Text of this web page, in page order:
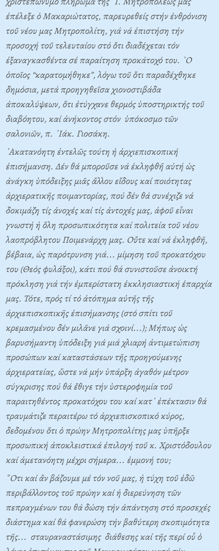
ἐπέλεξε ὁ Μακαριώτατος, παρευρεθείς στήν ἐνθρόνιση
τοῦ νέου μας Μητροπολίτη, γιά νά ἐπιστήση τήν
προσοχή τοῦ τελευταίου στό ὅτι διαδέχεται τόν
ἐξαναγκασθέντα σέ παραίτηση προκάτοχό του. ῾Ο
ὁποῖος “καρατομήθηκε”, λόγω τοῦ ὅτι παραδέχθηκε
δημόσια, μετά προηγηθεῖσα χιονοστιβάδα
ἀποκαλύψεων, ὅτι ἐτύγχανε θερμός ὑποστηρικτής τοῦ
διαβόητου, καί ἀνήκοντος στόν ὑπόκοσμο τῶν
σαλονιῶν, π. ᾿Ιάκ. Γιοσάκη.
᾿Ακατανόητη ἐντελῶς τούτη ἡ ἀρχιεπισκοπική
ἐπισήμανση. Δέν θά μποροῦσε νά ἐκληφθῆ αὐτή ὡς
ἀνάγκη ὑπόδειξης μιᾶς ἄλλου εἴδους καί ποιότητας
ἀρχιερατικῆς ποιμαντορίας, πού δέν θά συνέχιζε νά
δοκιμάζη τίς ἀνοχές καί τίς ἀντοχές μας, ἀφοῦ εἶναι
γνωστή ἡ ὅλη προσωπικότητα καί πολιτεία τοῦ νέου
λαοπρόβλητου Ποιμενάρχη μας. Οὔτε καί νά ἐκληφθῆ,
βέβαια, ὡς παρότρυνση γιά... μίμηση τοῦ προκατόχου
του (Θεός φυλάξοι), κάτι πού θά συνιστοῦσε ἀνοικτή
πρόκληση γιά τήν ἐμπερίστατη ἐκκλησιαστική ἐπαρχία
μας. Τότε, πρός τί τό ἀτόπημα αὐτῆς τῆς
ἀρχιεπισκοπικῆς ἐπισήμανσης (στό σπίτι τοῦ
κρεμασμένου δέν μιλᾶνε γιά σχοινί...); Μήπως ὡς
βαρυσήμαντη ὑπόδειξη γιά μιά χλιαρή ἀντιμετώπιση
προσώπων καί καταστάσεων τῆς προηγούμενης
ἀρχιερατείας, ὥστε νά μήν ὑπάρξη ἀγαθόν μέτρον
σύγκρισης πού θά ἔθιγε τήν ὑστεροφημία τοῦ
παραιτηθέντος προκατόχου του καί κατ᾿ ἐπέκτασιν θά
τραυμάτιζε περαιτέρω τό ἀρχιεπισκοπικό κύρος,
δεδομένου ὅτι ὁ πρώην Μητροπολίτης μας ὑπῆρξε
προσωπική ἀποκλειστικά ἐπιλογή τοῦ κ. Χριστόδουλου
καί ἀμετανόητη μέχρι σήμερα... ἐμμονή του;
῞Οτι καί ἄν βάζουμε μέ τόν νοῦ μας, ἡ τύχη τοῦ ἐδῶ
περιβάλλοντος τοῦ πρώην καί ἡ διερεύνηση τῶν
πεπραγμένων του θά δώση τήν ἀπάντηση στό προσεχές
διάστημα καί θά φανερώση τήν βαθύτερη σκοπιμότητα
τῆς... σταυραναστάσιμης διάθεσης καί τῆς περί οὗ ὁ